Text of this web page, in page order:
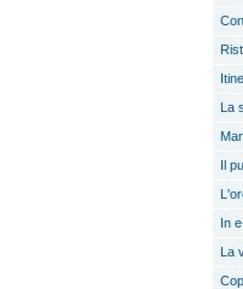
La
Il
In
La